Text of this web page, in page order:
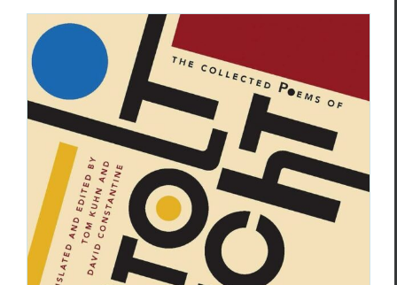
Théâtre/poésie….Quel PENSER pour